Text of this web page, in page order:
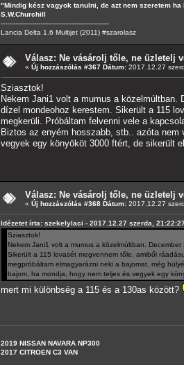
"Mindig kész vagyok tanulni, de azt nem szeretem
S.W.Churchill
----------------------------------------------------
Lancia Delta 1.6 Multijet (2011) #szarolasz
Válasz: Ne vásárolj tőle, ne üzletelj
« Új hozzászólás #367 Dátum: 2017.12.27
Sziasztok!
Nekem Jani1 volt a mumus a közelmúltban.
dízel mondeohoz kerestem. Sikerült a 115
megkerüli. Próbáltam felvenni vele a
Biztos az enyém hosszabb, stb.. azóta
vegyek egy könyököt 3000 ftért, de sikerült
Válasz: Ne vásárolj tőle, ne üzletelj
« Új hozzászólás #368 Dátum: 2017.12.27
Idézetet írta: szekelylaci - 2017.12.27 szerda,
Sziasztok!
Nekem Jani1 volt a mumus a közelmúltban.
Sikerült a 115 lovasét megvennem tőle, amiből
megpróbáltam elmagyarázni neki a bajomat, még
bajom, ha mondja, hogy nem teljes és vegyek egy
mert mi különbség a 115 és a 130as között?
2019 NISSAN NAVARA NP300
2017 CITROEN C3 VAN